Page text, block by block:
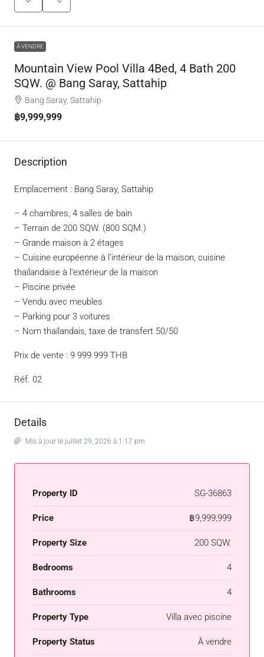
À VENDRE
Mountain View Pool Villa 4Bed, 4 Bath 200
SQW. @ Bang Saray, Sattahip
Bang Saray, Sattahip
฿9,999,999
Description
Emplacement : Bang Saray, Sattahip
– 4 chambres, 4 salles de bain
– Terrain de 200 SQW. (800 SQM.)
– Grande maison à 2 étages
– Cuisine européenne à l’intérieur de la maison, cuisine
thaïlandaise à l’extérieur de la maison
– Piscine privée
– Vendu avec meubles
– Parking pour 3 voitures
– Nom thaïlandais, taxe de transfert 50/50
Prix de vente : 9 999 999 THB
Réf. 02
Details
Mis à jour le juillet 29, 2026 à 1:17 pm
Property ID SG-36863
Price ฿9,999,999
Property Size 200 SQW.
Bedrooms 4
Bathrooms 4
Property Type Villa avec piscine
Property Status À vendre